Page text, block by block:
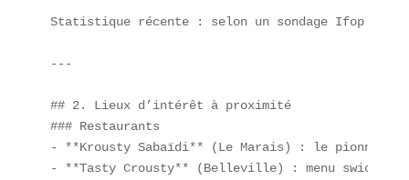
Statistique récente : selon un sondage Ifop (avril
---
## 2. Lieux d’intérêt à proximité
### Restaurants
- **Krousty Sabaïdi** (Le Marais) : le pionnier
- **Tasty Crousty** (Belleville) : menu swicy